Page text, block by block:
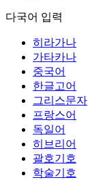
다국어 입력
히라가나
가타카나
중국어
한글고어
그리스문자
프랑스어
독일어
히브리어
괄호기호
학술기호